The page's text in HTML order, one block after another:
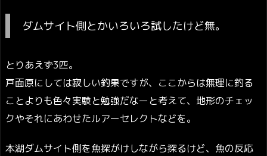
ダムサイト側とかいろいろ試したけど無。
とりあえず3匹。
戸面原にしては寂しい釣果ですが、ここからは無理に釣る
ことよりも色々実験と勉強だなーと考えて、地形のチェッ
クやそれにあわせたルアーセレクトなどを。
本湖ダムサイト側を魚探がけしながら探るけど、魚の反応